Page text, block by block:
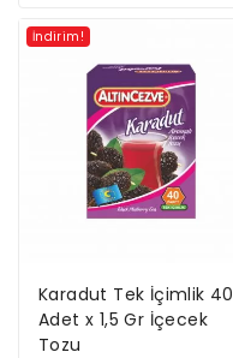
İndirim!
Karadut Tek İçimlik 40
Adet x 1,5 Gr İçecek
Tozu